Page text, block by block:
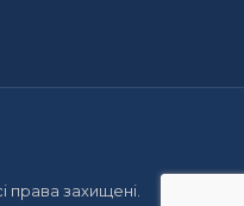
права захищені.